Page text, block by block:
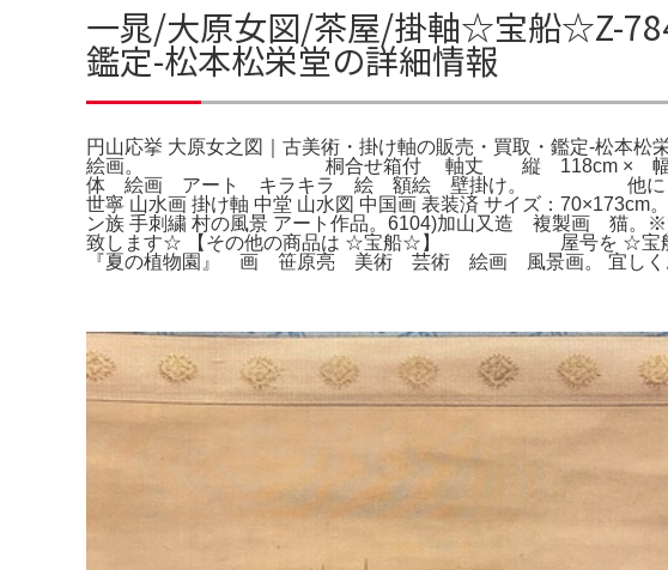
一晁/大原女図/茶屋/掛軸☆宝船☆Z-
鑑定-松本松栄堂の詳細情報
円山応挙 大原女之図｜古美術・掛け軸の販売・買取・鑑定-松本
絵画。 桐合せ箱付 軸丈 縦 118cm × 幅 60cm写真で
体 絵画 アート キラキラ 絵 額絵 壁掛け。 他にも色々出
世寧 山水画 掛け軸 中堂 山水図 中国画 表装済 サイズ：
ン族 手刺繍 村の風景 アート作品。6104)加山又造 複製画 猫。※
致します☆ 【その他の商品は ☆宝船☆】 屋号を ☆宝船☆
『夏の植物園』 画 笹原亮 美術 芸術 絵画 風景画。 宜しく